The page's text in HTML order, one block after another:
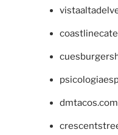
dmtacos.com